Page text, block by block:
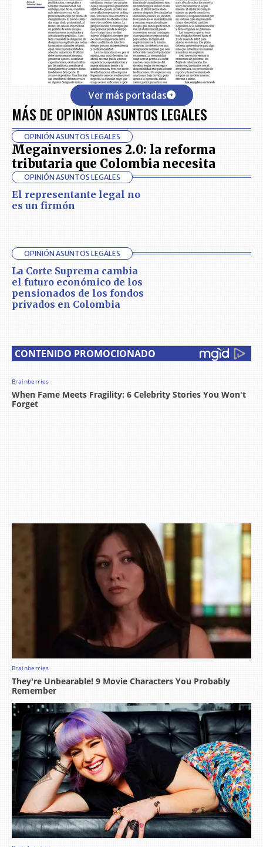
Ver más portadas
MÁS DE OPINIÓN ASUNTOS LEGALES
OPINIÓN ASUNTOS LEGALES
Megainversiones 2.0: la reforma
tributaria que Colombia necesita
OPINIÓN ASUNTOS LEGALES
El representante legal no
es un firmón
OPINIÓN ASUNTOS LEGALES
La Corte Suprema cambia
el futuro económico de los
pensionados de los fondos
privados en Colombia